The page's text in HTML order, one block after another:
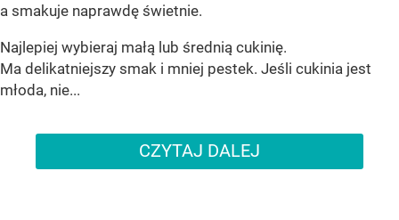
a smakuje naprawdę świetnie.
Najlepiej wybieraj małą lub średnią cukinię.
Ma delikatniejszy smak i mniej pestek. Jeśli cukinia jest
młoda, nie...
CZYTAJ DALEJ